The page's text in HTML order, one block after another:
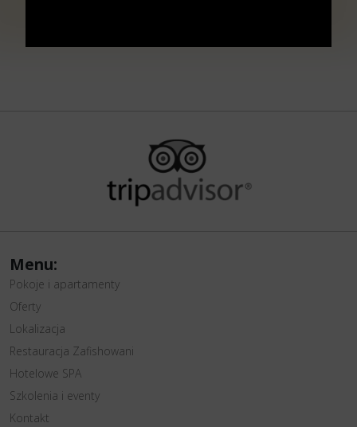
Menu:
Pokoje i apartamenty
Oferty
Lokalizacja
Restauracja Zafishowani
Hotelowe SPA
Szkolenia i eventy
Kontakt